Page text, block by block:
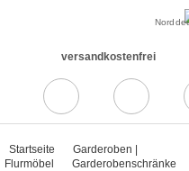
versandkostenfrei
Startseite
Garderoben |
Flurmöbel
Garderobenschränke